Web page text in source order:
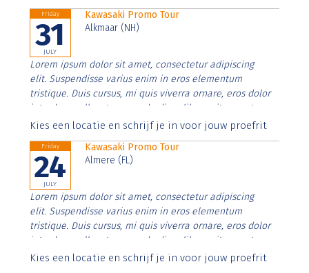
Friday
31
JULY
Kawasaki Promo Tour
Alkmaar (NH)
Lorem ipsum dolor sit amet, consectetur adipiscing
elit. Suspendisse varius enim in eros elementum
tristique. Duis cursus, mi quis viverra ornare, eros dolor
interdum nulla, ut commodo diam libero vitae erat.
Aenean faucibus nibh et justo cursus id rutrum lorem
Kies een locatie en schrijf je in voor jouw proefrit
Friday
24
JULY
Kawasaki Promo Tour
Almere (FL)
Lorem ipsum dolor sit amet, consectetur adipiscing
elit. Suspendisse varius enim in eros elementum
tristique. Duis cursus, mi quis viverra ornare, eros dolor
interdum nulla, ut commodo diam libero vitae erat.
Aenean faucibus nibh et justo cursus id rutrum lorem
Kies een locatie en schrijf je in voor jouw proefrit